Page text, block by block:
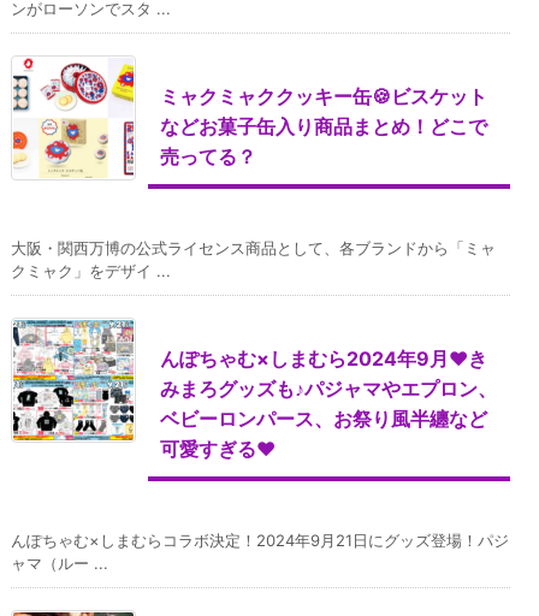
ンがローソンでスタ ...
ミャクミャククッキー缶🍪ビスケット
などお菓子缶入り商品まとめ！どこで
売ってる？
大阪・関西万博の公式ライセンス商品として、各ブランドから「ミャ
クミャク」をデザイ ...
んぽちゃむ×しまむら2024年9月♥き
みまろグッズも♪パジャマやエプロン、
ベビーロンパース、お祭り風半纏など
可愛すぎる♥
んぽちゃむ×しまむらコラボ決定！2024年9月21日にグッズ登場！パジ
ャマ（ルー ...